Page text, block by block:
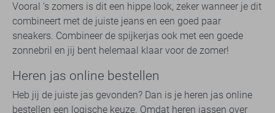
Vooral ‘s zomers is dit een hippe look, zeker wanneer je dit
combineert met de juiste jeans en een goed paar
sneakers. Combineer de spijkerjas ook met een goede
zonnebril en jij bent helemaal klaar voor de zomer!
Heren jas online bestellen
Heb jij de juiste jas gevonden? Dan is je heren jas online
bestellen een logische keuze. Omdat heren jassen over